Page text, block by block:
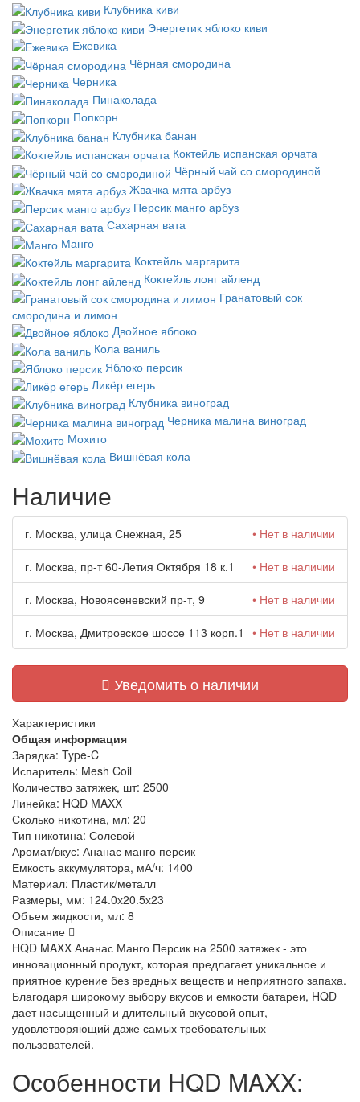
Клубника киви
Энергетик яблоко киви
Ежевика
Чёрная смородина
Черника
Пинаколада
Попкорн
Клубника банан
Коктейль испанская орчата
Чёрный чай со смородиной
Жвачка мята арбуз
Персик манго арбуз
Сахарная вата
Манго
Коктейль маргарита
Коктейль лонг айленд
Гранатовый сок
смородина и лимон
Двойное яблоко
Кола ваниль
Яблоко персик
Ликёр егерь
Клубника виноград
Черника малина виноград
Мохито
Вишнёвая кола
Наличие
г. Москва, улица Снежная, 25 • Нет в наличии
г. Москва, пр-т 60-Летия Октября 18 к.1 • Нет в наличии
г. Москва, Новоясеневский пр-т, 9 • Нет в наличии
г. Москва, Дмитровское шоссе 113 корп.1 • Нет в наличии
Уведомить о наличии
Характеристики
Общая информация
Зарядка: Type-C
Испаритель: Mesh Coil
Количество затяжек, шт: 2500
Линейка: HQD MAXX
Сколько никотина, мл: 20
Тип никотина: Солевой
Аромат/вкус: Ананас манго персик
Емкость аккумулятора, мА/ч: 1400
Материал: Пластик/металл
Размеры, мм: 124.0х20.5х23
Объем жидкости, мл: 8
Описание
HQD MAXX Ананас Манго Персик на 2500 затяжек - это
инновационный продукт, которая предлагает уникальное и
приятное курение без вредных веществ и неприятного запаха.
Благодаря широкому выбору вкусов и емкости батареи, HQD
дает насыщенный и длительный вкусовой опыт,
удовлетворяющий даже самых требовательных
пользователей.
Особенности HQD MAXX: